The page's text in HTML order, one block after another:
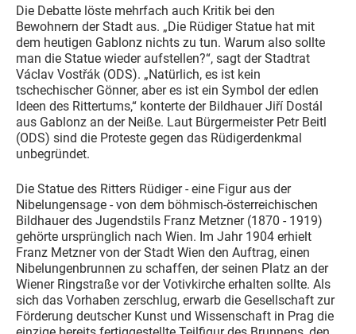
Die Debatte löste mehrfach auch Kritik bei den
Bewohnern der Stadt aus. „Die Rüdiger Statue hat mit
dem heutigen Gablonz nichts zu tun. Warum also sollte
man die Statue wieder aufstellen?“, sagt der Stadtrat
Václav Vostřák (ODS). „Natürlich, es ist kein
tschechischer Gönner, aber es ist ein Symbol der edlen
Ideen des Rittertums,“ konterte der Bildhauer Jiří Dostál
aus Gablonz an der Neiße. Laut Bürgermeister Petr Beitl
(ODS) sind die Proteste gegen das Rüdigerdenkmal
unbegründet.
Die Statue des Ritters Rüdiger - eine Figur aus der
Nibelungensage - von dem böhmisch-österreichischen
Bildhauer des Jugendstils Franz Metzner (1870 - 1919)
gehörte ursprünglich nach Wien. Im Jahr 1904 erhielt
Franz Metzner von der Stadt Wien den Auftrag, einen
Nibelungenbrunnen zu schaffen, der seinen Platz an der
Wiener Ringstraße vor der Votivkirche erhalten sollte. Als
sich das Vorhaben zerschlug, erwarb die Gesellschaft zur
Förderung deutscher Kunst und Wissenschaft in Prag die